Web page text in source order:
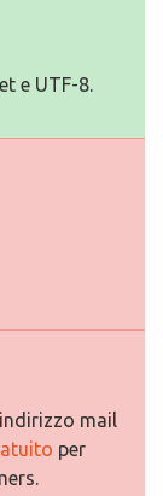
e UTF-8.
mail
per